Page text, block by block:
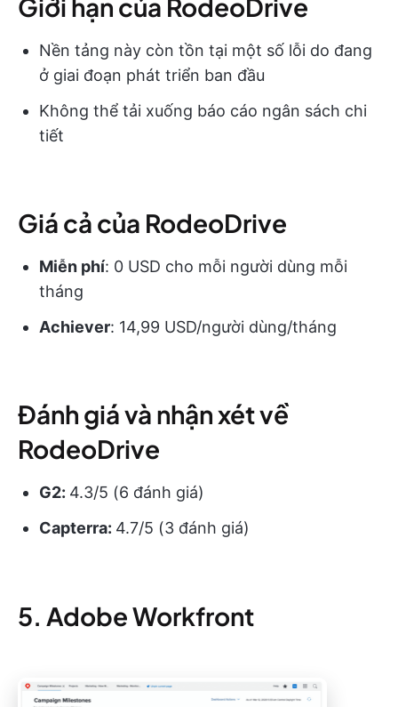
Giới hạn của RodeoDrive
Nền tảng này còn tồn tại một số lỗi do đang
ở giai đoạn phát triển ban đầu
Không thể tải xuống báo cáo ngân sách chi
tiết
Giá cả của RodeoDrive
Miễn phí: 0 USD cho mỗi người dùng mỗi
tháng
Achiever: 14,99 USD/người dùng/tháng
Đánh giá và nhận xét về
RodeoDrive
G2: 4.3/5 (6 đánh giá)
Capterra: 4.7/5 (3 đánh giá)
5. Adobe Workfront